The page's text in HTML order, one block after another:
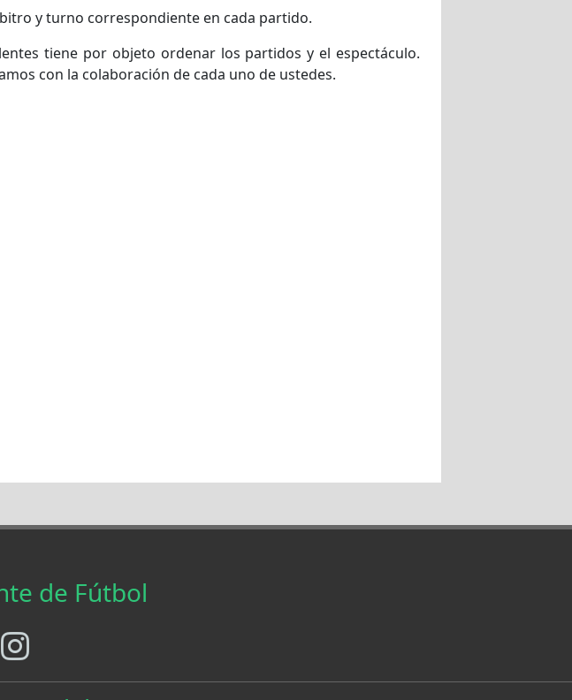
y turno correspondiente en cada partido.
tiene por objeto ordenar los partidos y el espectáculo.
con la colaboración de cada uno de ustedes.
de Fútbol